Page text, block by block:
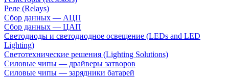
Реле (Relays)
Сбор данных — АЦП
Сбор данных — ЦАП
Светодиоды и светодиодное освещение (LEDs and LED
Lighting)
Светотехнические решения (Lighting Solutions)
Силовые чипы — драйверы затворов
Силовые чипы — зарядники батарей